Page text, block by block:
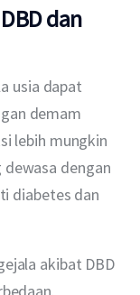
dan
usia dapat
demam
lebih mungkin
dengan
diabetes dan
akibat DBD